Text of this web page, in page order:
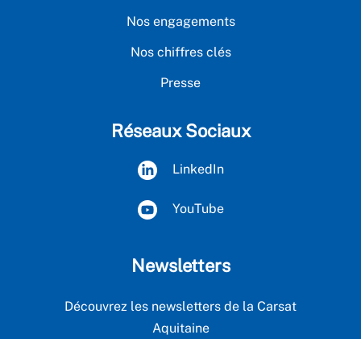
Nos engagements
Nos chiffres clés
Presse
Réseaux Sociaux
LinkedIn
YouTube
Newsletters
Découvrez les newsletters de la Carsat
Aquitaine